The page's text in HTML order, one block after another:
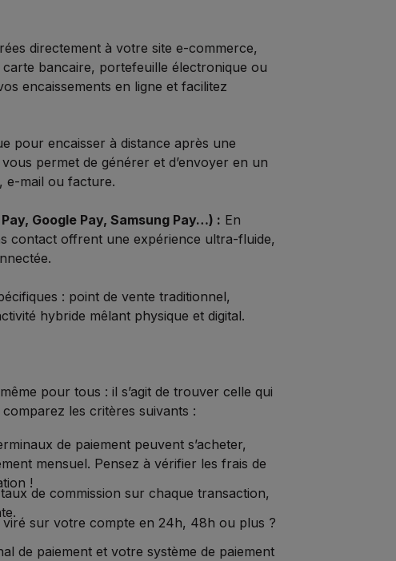
directement à votre site e-commerce,
bancaire, portefeuille électronique ou
encaissements en ligne et facilitez
pour encaisser à distance après une
permet de générer et d’envoyer en un
e-mail ou facture.
Google Pay, Samsung Pay…) : En
contact offrent une expérience ultra-fluide,
: point de vente traditionnel,
hybride mêlant physique et digital.
pour tous : il s’agit de trouver celle qui
les critères suivants :
de paiement peuvent s’acheter,
mensuel. Pensez à vérifier les frais de
!
de commission sur chaque transaction,
viré sur votre compte en 24h, 48h ou plus ?
de paiement et votre système de paiement